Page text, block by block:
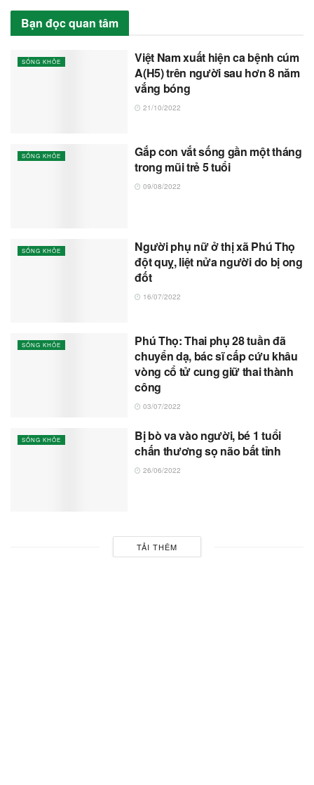
Bạn đọc quan tâm
SỐNG KHỎE
Việt Nam xuất hiện ca bệnh cúm
A(H5) trên người sau hơn 8 năm
vắng bóng
21/10/2022
SỐNG KHỎE
Gắp con vắt sống gần một tháng
trong mũi trẻ 5 tuổi
09/08/2022
SỐNG KHỎE
Người phụ nữ ở thị xã Phú Thọ
đột quỵ, liệt nửa người do bị ong
đốt
16/07/2022
SỐNG KHỎE
Phú Thọ: Thai phụ 28 tuần đã
chuyển dạ, bác sĩ cấp cứu khâu
vòng cổ tử cung giữ thai thành
công
03/07/2022
SỐNG KHỎE
Bị bò va vào người, bé 1 tuổi
chấn thương sọ não bất tỉnh
26/06/2022
TẢI THÊM